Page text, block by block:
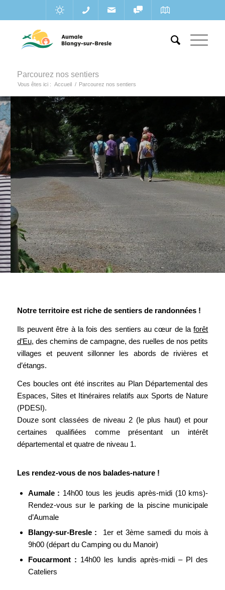
Parcourez nos sentiers
Vous êtes ici : Accueil / Parcourez nos sentiers
Notre territoire est riche de sentiers de randonnées !
Ils peuvent être à la fois des sentiers au cœur de laforêt
d’Eu, des chemins de campagne, des ruelles de nos petits
villages et peuvent sillonner les abords de rivières et
d’étangs.
Ces boucles ont été inscrites au Plan Départemental des
Espaces, Sites et Itinéraires relatifs aux Sports de Nature
(PDESI).
Douze sont classées de niveau 2 (le plus haut) et pour
certaines qualifiées comme présentant un intérêt
départemental et quatre de niveau 1.
Les rendez-vous de nos balades-nature !
Aumale : 14h00 tous les jeudis après-midi (10 kms)-
Rendez-vous sur le parking de la piscine municipale
d’Aumale
Blangy-sur-Bresle : 1er et 3ème samedi du mois à
9h00 (départ du Camping ou du Manoir)
Foucarmont : 14h00 les lundis après-midi – Pl des
Cateliers